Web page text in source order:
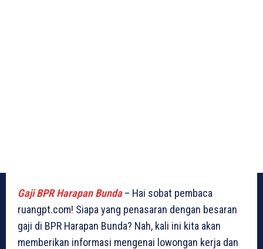
Gaji BPR Harapan Bunda– Hai sobat pembaca
ruangpt.com! Siapa yang penasaran dengan besaran
gaji di BPR Harapan Bunda? Nah, kali ini kita akan
memberikan informasi mengenai lowongan kerja dan